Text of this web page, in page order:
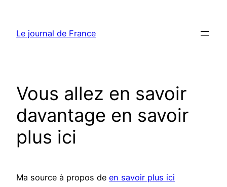
contenu
Le journal de France
Vous allez en savoir
davantage en savoir
plus ici
Ma source à propos de en savoir plus ici